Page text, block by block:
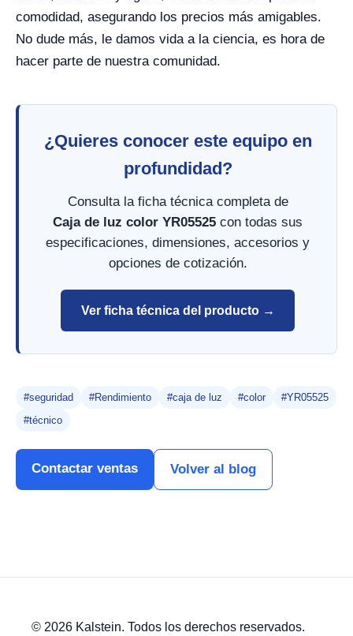
comodidad, asegurando los precios más amigables.
No dude más, le damos vida a la ciencia, es hora de
hacer parte de nuestra comunidad.
¿Quieres conocer este equipo en
profundidad?
Consulta la ficha técnica completa de
Caja de luz color YR05525 con todas sus
especificaciones, dimensiones, accesorios y
opciones de cotización.
Ver ficha técnica del producto →
#seguridad #Rendimiento #caja de luz #color
#YR05525
#técnico
Contactar ventas Volver al blog
© 2026 Kalstein. Todos los derechos reservados.